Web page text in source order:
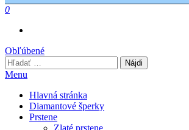
0
Obľúbené
Hľadať:
Menu
Hlavná stránka
Diamantové šperky
Prstene
Zlaté prstene